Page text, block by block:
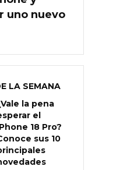
uno nuevo
LA SEMANA
la pena
el
18 Pro?
sus 10